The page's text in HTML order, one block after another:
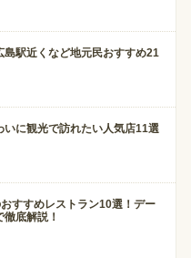
島駅近くなど地元民おすすめ21
に観光で訪れたい人気店11選
すすめレストラン10選！デー
徹底解説！